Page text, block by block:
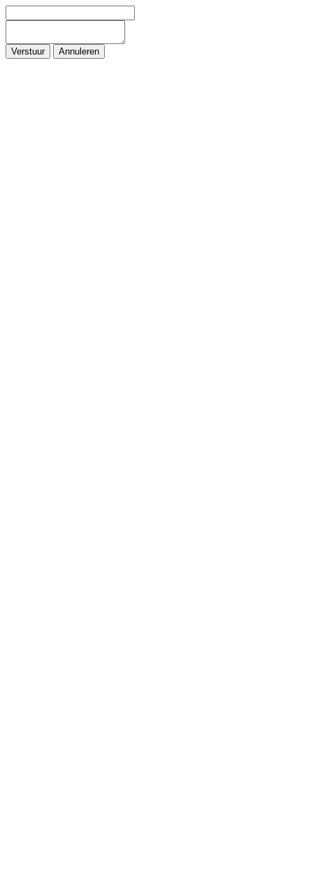
Verstuur Annuleren